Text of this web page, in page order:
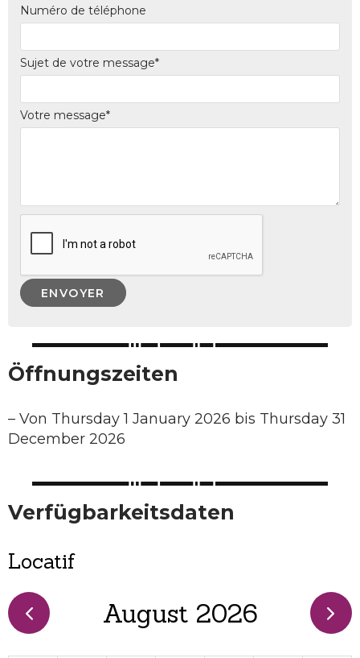
Numéro de téléphone
Sujet de votre message*
Votre message*
Öffnungszeiten
– Von Thursday 1 January 2026 bis Thursday 31
December 2026
Verfügbarkeitsdaten
Locatif
August 2026